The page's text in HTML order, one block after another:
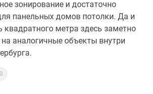
зонирование и достаточно
панельных домов потолки. Да и
квадратного метра здесь заметно
аналогичные объекты внутри
0